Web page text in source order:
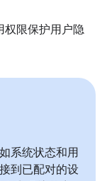
权限保护用户隐
系统状态和用
到已配对的设